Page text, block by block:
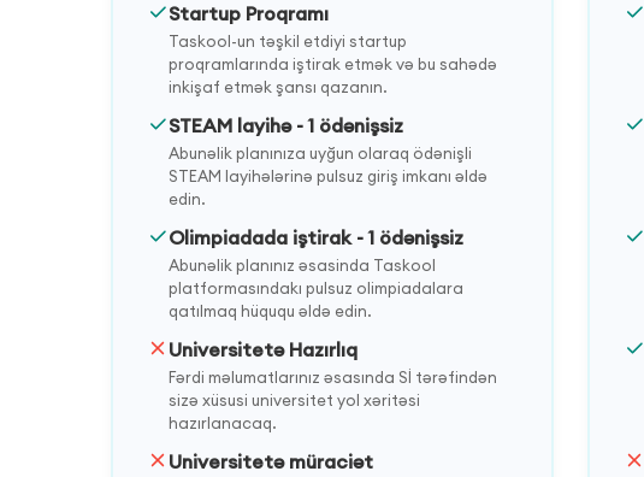
Startup Proqramı
Taskool-un təşkil etdiyi startup
proqramlarında iştirak etmək və bu sahədə
inkişaf etmək şansı qazanın.
STEAM layihə - 1 ödənişsiz
Abunəlik planınıza uyğun olaraq ödənişli
STEAM layihələrinə pulsuz giriş imkanı əldə
edin.
Olimpiadada iştirak - 1 ödənişsiz
Abunəlik planınız əsasinda Taskool
platformasındakı pulsuz olimpiadalara
qatılmaq hüququ əldə edin.
Universitetə Hazırlıq
Fərdi məlumatlarınız əsasında Sİ tərəfindən
sizə xüsusi universitet yol xəritəsi
hazırlanacaq.
Universitetə müraciət